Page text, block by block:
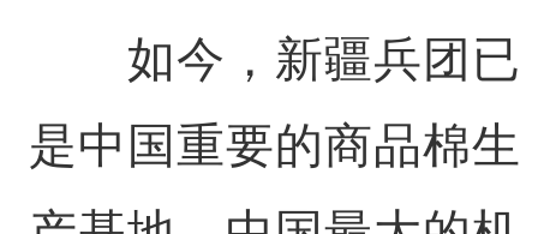
如今，新疆兵团已
是中国重要的商品棉生